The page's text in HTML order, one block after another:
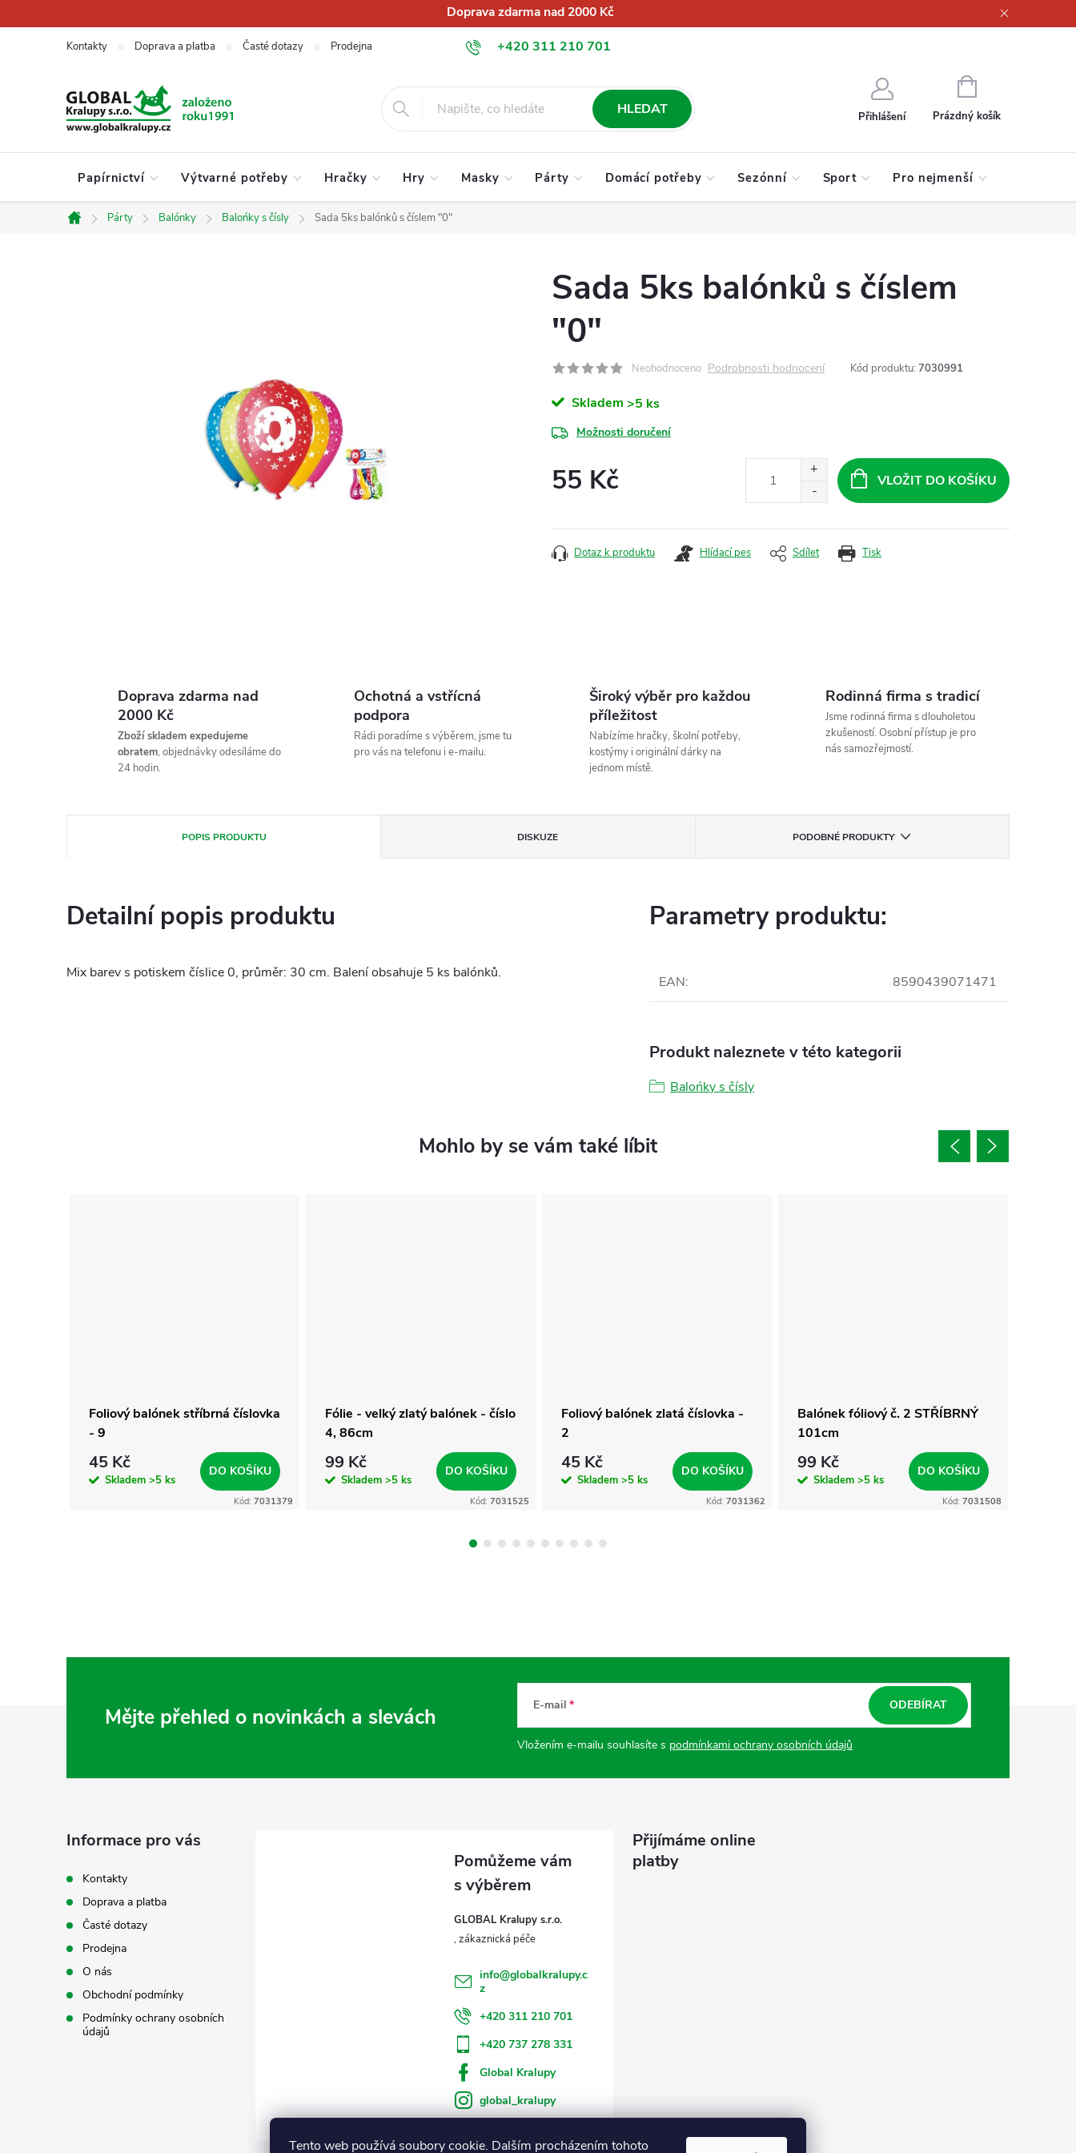
Tento web používá soubory cookie. Dalším procházením tohoto
na
Doprava zdarma nad 2000 Kč
+420 311 210 701
info@globalkralupy.cz
Kontakty Doprava a platba Časté dotazy Prodejna Obchodní podmínky Podmínky ochrany osobních údajů
HLEDAT Přihlášení
NÁKUPNÍ
KOŠÍK
Prázdný košík
Papírnictví Výtvarné potřeby Hračky Hry Masky Párty Domácí potřeby Sezónní Sport Pro nejmenší
Domů
Párty Balónky Balońky s čísly Sada 5ks balónků s číslem "0"
Sada 5ks balónků s číslem
"0"
Neohodnoceno Podrobnosti hodnocení Kód produktu: 7030991
Skladem >5 ks
Možnosti doručení
55 Kč VLOŽIT DO KOŠÍKU
Tisk
Dotaz k produktu Hlídací pes Sdílet
Doprava zdarma nad
2000 Kč
Zboží skladem expedujeme
obratem, objednávky odesíláme do
24 hodin.
Ochotná a vstřícná
podpora
Rádi poradíme s výběrem, jsme tu
pro vás na telefonu i e-mailu.
Široký výběr pro každou
příležitost
Nabízíme hračky, školní potřeby,
kostýmy i originální dárky na
jednom místě.
Rodinná firma s tradicí
Jsme rodinná firma s dlouholetou
zkušeností. Osobní přístup je pro
nás samozřejmostí.
POPIS PRODUKTU DISKUZE PODOBNÉ PRODUKTY
Detailní popis produktu
Mix barev s potiskem číslice 0, průměr: 30 cm. Balení obsahuje 5 ks balónků.
Parametry produktu:
EAN: 8590439071471
Produkt naleznete v této kategorii
Balońky s čísly
Foliový balónek stříbrná číslovka
- 9
45 Kč
Skladem >5 ks
DO KOŠÍKU
Kód: 7031379
Fólie - velký zlatý balónek - číslo
4, 86cm
99 Kč
Skladem >5 ks
DO KOŠÍKU
Kód: 7031525
Foliový balónek zlatá číslovka -
2
45 Kč
Skladem >5 ks
DO KOŠÍKU
Kód: 7031362
Balónek fóliový č. 2 STŘÍBRNÝ
101cm
99 Kč
Skladem >5 ks
DO KOŠÍKU
Kód: 7031508
Mějte přehled o novinkách a slevách E-mail
Vložením e-mailu souhlasíte s podmínkami ochrany osobních údajů
ODEBÍRAT
Informace pro vás
Kontakty
Doprava a platba
Časté dotazy
Prodejna
O nás
Obchodní podmínky
Podmínky ochrany osobních
údajů
GLOBAL Kralupy s.r.o.
info@globalkralupy.c
z
+420 311 210 701
+420 737 278 331
Global Kralupy
global_kralupy
Přijímáme online
platby